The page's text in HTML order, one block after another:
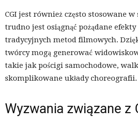
CGI jest również często stosowane
trudno jest osiągnąć pożądane efekty
tradycyjnych metod filmowych.
twórcy mogą generować
takie jak pościgi samochodowe,
skomplikowane układy choreografii.
Wyzwania związane z